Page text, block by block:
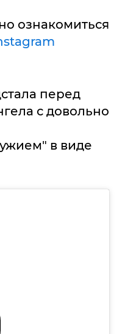
ознакомиться
перед
с довольно
в виде